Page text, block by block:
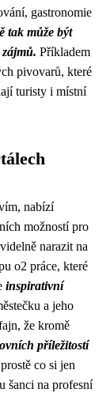
gastronomie
tak může být
Příkladem
pivovarů, které
turisty i místní
nabízí
možností pro
narazit na
o2 práce, které
inspirativní
a jeho
že kromě
příležitostí
co si jen
šanci na profesní